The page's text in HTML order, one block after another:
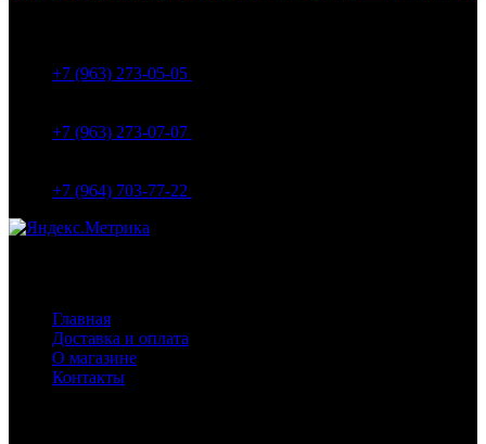
+7 (963) 273-05-05
+7 (963) 273-07-07
+7 (964) 703-77-22
Главная
Доставка и оплата
О магазине
Контакты